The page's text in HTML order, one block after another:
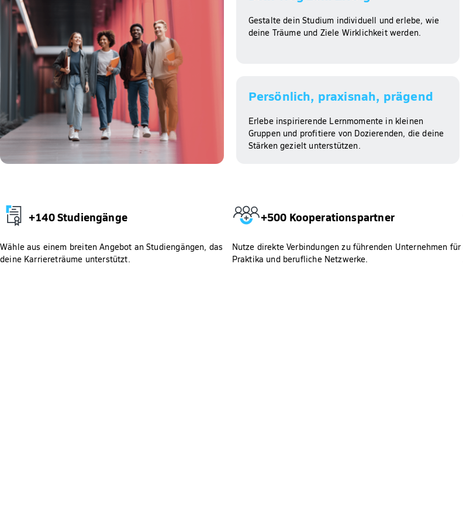
Gestalte dein Studium individuell und erlebe, wie
deine Träume und Ziele Wirklichkeit werden.
Persönlich, praxisnah, prägend​
Erlebe inspirierende Lernmomente in kleinen
Gruppen und profitiere von Dozierenden, die deine
Stärken gezielt unterstützen.
+140 Studiengänge
Wähle aus einem breiten Angebot an Studiengängen, das
deine Karriereträume unterstützt.
+500 Kooperationspartner
Nutze direkte Verbindungen zu führenden Unternehmen für
Praktika und berufliche Netzwerke.